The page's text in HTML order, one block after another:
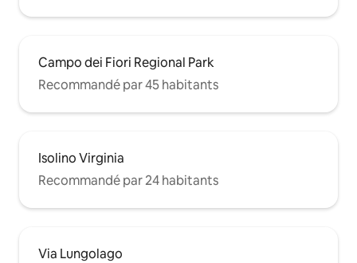
Campo dei Fiori Regional Park
Recommandé par 45 habitants
Isolino Virginia
Recommandé par 24 habitants
Via Lungolago